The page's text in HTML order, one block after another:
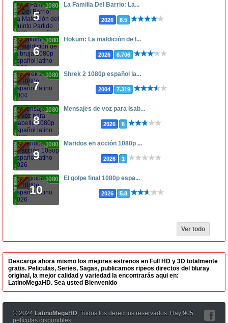
5
1080p La Familia Del Barrio: La...
2026 8.5
6
1080p Hokum: La maldición de l...
2026 6.706
7
1080p Shrek 2 1080p español la...
2004 7.319
8
1080p Mensajes de voz para Isab...
2026 6
9
1080p Maridos en acción 1080p ...
2026 1
10
1080p El golpe final 1080p espa...
2026 5.8
Ver todo
Descarga ahora mismo los mejores estrenos en Full HD y 3D totalmente
gratis. Peliculas, Series, Sagas, publicamos ripeos directos del bluray
original, la mejor calidad y variedad la encontrarás aqui en:
LatinoMegaHD. Sea usted Bienvenido
© 2024 LatinoMegaHD, Todos los derechos reservados. Hay 905
películas disponibles